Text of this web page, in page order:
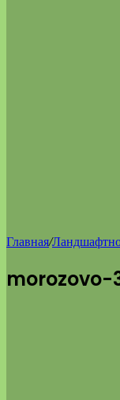
Главная/